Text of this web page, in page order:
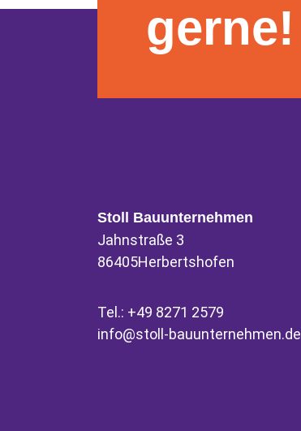
gerne!
Stoll Bauunternehmen
Jahnstraße 3
86405Herbertshofen
Tel.: +49 8271 2579
info@stoll-bauunternehmen.de